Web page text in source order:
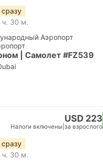
ч. 30 м.
Аэропорт
| Самолет #FZ539
USD 223
Налоги включены за взрослого
ч. 30 м.